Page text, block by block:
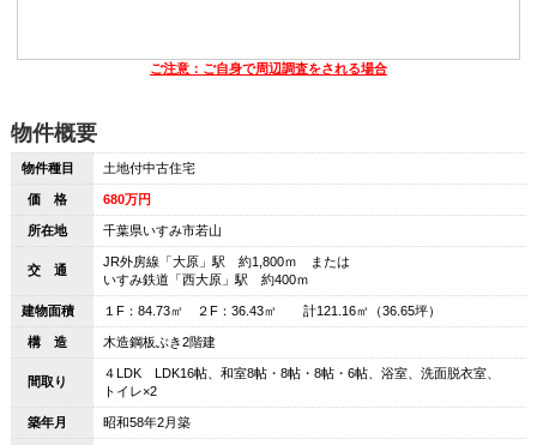
ご注意：ご自身で周辺調査をされる場合
物件概要
物件種目 土地付中古住宅
価 格 680万円
所在地 千葉県いすみ市若山
交 通
JR外房線「大原」駅 約1,800ｍ または
いすみ鉄道「西大原」駅 約400ｍ
建物面積 １F：84.73㎡ ２F：36.43㎡ 計121.16㎡（36.65坪）
構 造 木造鋼板ぶき2階建
間取り
４LDK LDK16帖、和室8帖・8帖・8帖・6帖、浴室、洗面脱衣室、
トイレ×2
築年月 昭和58年2月築